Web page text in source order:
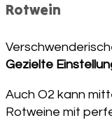
Rotwein
Gezielte
Auch O2 kann
Rotweine mit